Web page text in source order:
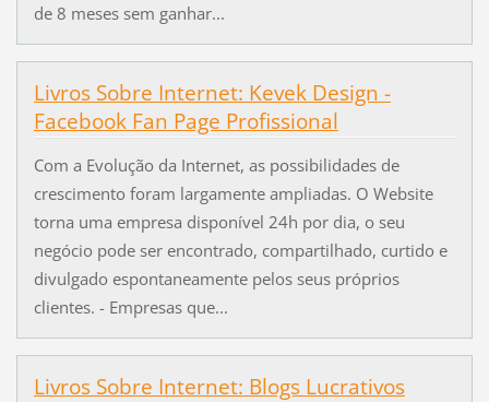
de 8 meses sem ganhar...
Livros Sobre Internet: Kevek Design -
Facebook Fan Page Profissional
Com a Evolução da Internet, as possibilidades de
crescimento foram largamente ampliadas. O Website
torna uma empresa disponível 24h por dia, o seu
negócio pode ser encontrado, compartilhado, curtido e
divulgado espontaneamente pelos seus próprios
clientes. - Empresas que...
Livros Sobre Internet: Blogs Lucrativos